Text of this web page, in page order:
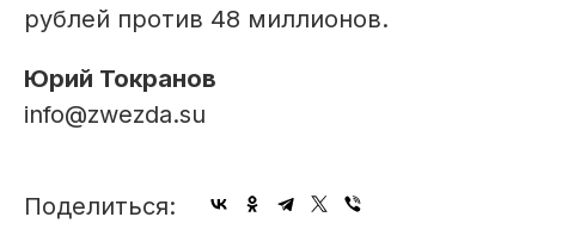
рублей против 48 миллионов.
Юрий Токранов
info@zwezda.su
Поделиться: